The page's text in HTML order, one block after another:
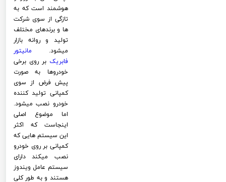
هوشمند است که به
تازگی از سوی شرکت
ها و برندهای مختلف
تولید و روانه بازار
میشود. مانیتور
فابریک بر روی برخی
خودروها به صورت
پیش فرض از سوی
کمپانی تولید کننده
خودرو نصب میشود.
اما موضوع اصلی
اینجاست که اکثر
این سیستم هایی که
کمپانی بر روی خودرو
نصب میکند دارای
سیستم عامل ویندوز
هستند و به طور کلی